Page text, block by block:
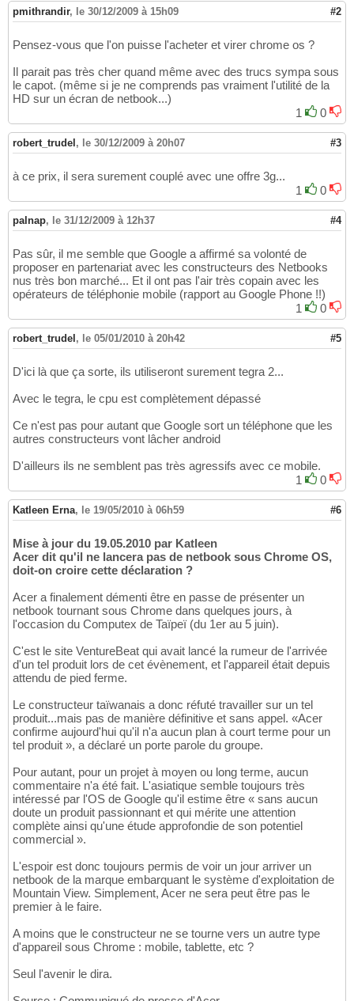
pmithrandir, le 30/12/2009 à 15h09 #2
Pensez-vous que l'on puisse l'acheter et virer chrome os ?
Il parait pas très cher quand même avec des trucs sympa sous
le capot. (même si je ne comprends pas vraiment l'utilité de la
HD sur un écran de netbook...)
1
0
robert_trudel , le 30/12/2009 à 20h07 #3
à ce prix, il sera surement couplé avec une offre 3g...
1
0
palnap, le 31/12/2009 à 12h37 #4
Pas sûr, il me semble que Google a affirmé sa volonté de
proposer en partenariat avec les constructeurs des Netbooks
nus très bon marché... Et il ont pas l'air très copain avec les
opérateurs de téléphonie mobile (rapport au Google Phone !!)
1
0
robert_trudel , le 05/01/2010 à 20h42 #5
D'ici là que ça sorte, ils utiliseront surement tegra 2...
Avec le tegra, le cpu est complètement dépassé
Ce n'est pas pour autant que Google sort un téléphone que les
autres constructeurs vont lâcher android
D'ailleurs ils ne semblent pas très agressifs avec ce mobile.
1
0
Katleen Erna, le 19/05/2010 à 06h59 #6
Mise à jour du 19.05.2010 par Katleen
Acer dit qu'il ne lancera pas de netbook sous Chrome OS,
doit-on croire cette déclaration ?
Acer a finalement démenti être en passe de présenter un
netbook tournant sous Chrome dans quelques jours, à
l'occasion du Computex de Taïpeï (du 1er au 5 juin).
C'est le site VentureBeat qui avait lancé la rumeur de l'arrivée
d'un tel produit lors de cet évènement, et l'appareil était depuis
attendu de pied ferme.
Le constructeur taïwanais a donc réfuté travailler sur un tel
produit...mais pas de manière définitive et sans appel. «Acer
confirme aujourd'hui qu'il n'a aucun plan à court terme pour un
tel produit », a déclaré un porte parole du groupe.
Pour autant, pour un projet à moyen ou long terme, aucun
commentaire n'a été fait. L'asiatique semble toujours très
intéressé par l'OS de Google qu'il estime être « sans aucun
doute un produit passionnant et qui mérite une attention
complète ainsi qu'une étude approfondie de son potentiel
commercial ».
L'espoir est donc toujours permis de voir un jour arriver un
netbook de la marque embarquant le système d'exploitation de
Mountain View. Simplement, Acer ne sera peut être pas le
premier à le faire.
A moins que le constructeur ne se tourne vers un autre type
d'appareil sous Chrome : mobile, tablette, etc ?
Seul l'avenir le dira.